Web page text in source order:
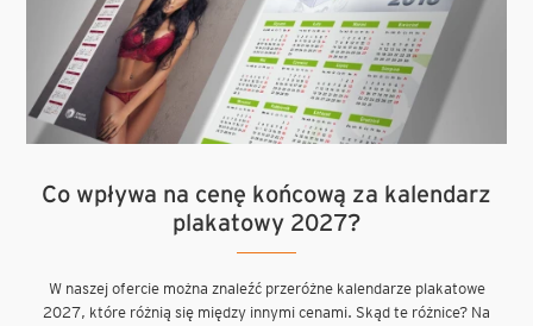
Co wpływa na cenę końcową za kalendarz
plakatowy 2027?
W naszej ofercie można znaleźć przeróżne kalendarze plakatowe
2027, które różnią się między innymi cenami. Skąd te różnice? Na